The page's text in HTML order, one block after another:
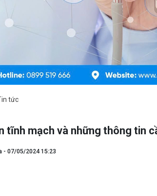
tức
tĩnh mạch và những thông tin
- 07/05/2024 15:23